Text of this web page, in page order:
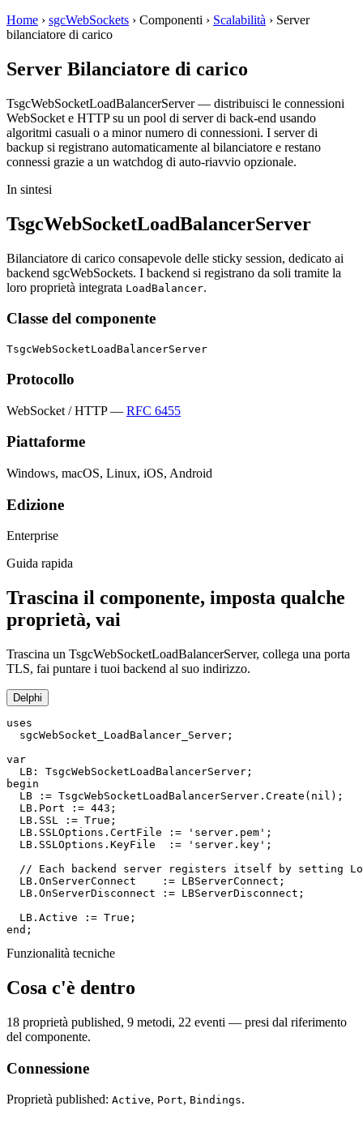
Home › sgcWebSockets › Componenti › Scalabilità › Server
bilanciatore di carico
Server Bilanciatore di carico
TsgcWebSocketLoadBalancerServer — distribuisci le connessioni
WebSocket e HTTP su un pool di server di back-end usando
algoritmi casuali o a minor numero di connessioni. I server di
backup si registrano automaticamente al bilanciatore e restano
connessi grazie a un watchdog di auto-riavvio opzionale.
In sintesi
TsgcWebSocketLoadBalancerServer
Bilanciatore di carico consapevole delle sticky session, dedicato ai
backend sgcWebSockets. I backend si registrano da soli tramite la
loro proprietà integrata LoadBalancer.
Classe del componente
TsgcWebSocketLoadBalancerServer
Protocollo
WebSocket / HTTP — RFC 6455
Piattaforme
Windows, macOS, Linux, iOS, Android
Edizione
Enterprise
Guida rapida
Trascina il componente, imposta qualche
proprietà, vai
Trascina un TsgcWebSocketLoadBalancerServer, collega una porta
TLS, fai puntare i tuoi backend al suo indirizzo.
Delphi
uses
sgcWebSocket_LoadBalancer_Server;
var
begin
LB := TsgcWebSocketLoadBalancerServer.Create( nil );
  LB.Port :=
443 ;
  LB.SSL := True;
  LB.SSLOptions.CertFile :=
'server.pem' ;
  LB.SSLOptions.KeyFile  :=
'server.key' ;
// Each backend server registers itself by setting
  LB.OnServerConnect    := LBServerConnect;
  LB.OnServerDisconnect := LBServerDisconnect;
end ;
Funzionalità tecniche
Cosa c'è dentro
18 proprietà published, 9 metodi, 22 eventi — presi dal riferimento
del componente.
Connessione
Proprietà published: Active, Port, Bindings.